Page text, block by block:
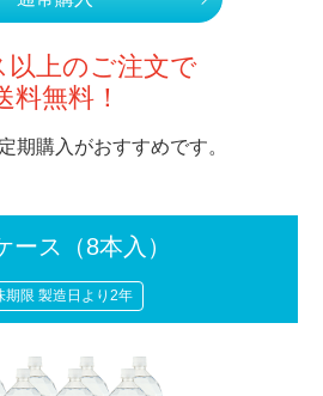
以上のご注文で
料無料！
期購入がおすすめです。
ース （8本入）
期限 製造日より2年